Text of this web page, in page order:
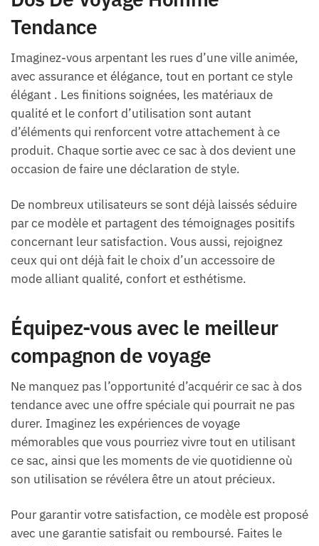
Tendance
Imaginez-vous arpentant les rues d’une ville animée,
avec assurance et élégance, tout en portant ce style
élégant . Les finitions soignées, les matériaux de
qualité et le confort d’utilisation sont autant
d’éléments qui renforcent votre attachement à ce
produit. Chaque sortie avec ce sac à dos devient une
occasion de faire une déclaration de style.
De nombreux utilisateurs se sont déjà laissés séduire
par ce modèle et partagent des témoignages positifs
concernant leur satisfaction. Vous aussi, rejoignez
ceux qui ont déjà fait le choix d’un accessoire de
mode alliant qualité, confort et esthétisme.
Équipez-vous avec le meilleur
compagnon de voyage
Ne manquez pas l’opportunité d’acquérir ce sac à dos
tendance avec une offre spéciale qui pourrait ne pas
durer. Imaginez les expériences de voyage
mémorables que vous pourriez vivre tout en utilisant
ce sac, ainsi que les moments de vie quotidienne où
son utilisation se révélera être un atout précieux.
Pour garantir votre satisfaction, ce modèle est proposé
avec une garantie satisfait ou remboursé. Faites le